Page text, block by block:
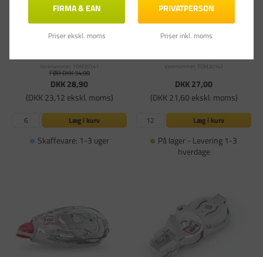
Korrektionstape Tombow MONO YSE6
Varenummer: TOM30141
FØR DKK 34,00
DKK 28,90
(DKK 23,12 ekskl. moms)
Læg i kurv
Skaffevare: 1-3 uger
Tombow Korrigeringsroller Tombow
Varenummer: TOM30142
DKK 27,00
(DKK 21,60 ekskl. moms)
Læg i kurv
På lager - Levering 1-3
hverdage
FIRMA & EAN
Priser ekskl. moms
PRIVATPERSON
Priser inkl. moms